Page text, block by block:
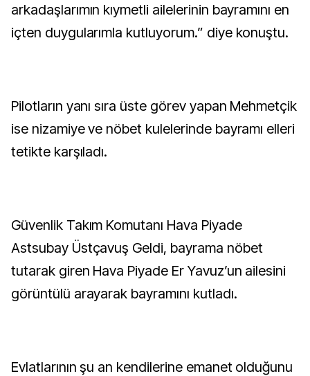
arkadaşlarımın kıymetli ailelerinin bayramını en
içten duygularımla kutluyorum.” diye konuştu.
Pilotların yanı sıra üste görev yapan Mehmetçik
ise nizamiye ve nöbet kulelerinde bayramı elleri
tetikte karşıladı.
Güvenlik Takım Komutanı Hava Piyade
Astsubay Üstçavuş Geldi, bayrama nöbet
tutarak giren Hava Piyade Er Yavuz’un ailesini
görüntülü arayarak bayramını kutladı.
Evlatlarının şu an kendilerine emanet olduğunu